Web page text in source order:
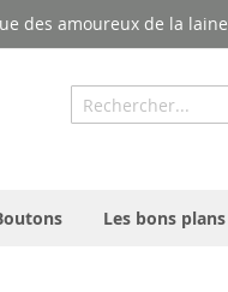
des amoureux de la
Rechercher
Les bons